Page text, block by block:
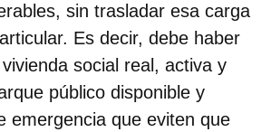
sin trasladar esa carga
Es decir, debe haber
social real, activa y
público disponible y
emergencia que eviten que